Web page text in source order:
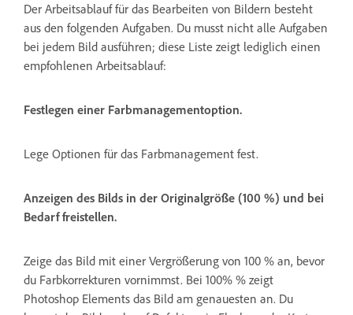
Der Arbeitsablauf für das Bearbeiten von Bildern besteht
aus den folgenden Aufgaben. Du musst nicht alle Aufgaben
bei jedem Bild ausführen; diese Liste zeigt lediglich einen
empfohlenen Arbeitsablauf:
Festlegen einer Farbmanagementoption.
Lege Optionen für das Farbmanagement fest.
Anzeigen des Bilds in der Originalgröße (100 %) und bei
Bedarf freistellen.
Zeige das Bild mit einer Vergrößerung von 100 % an, bevor
du Farbkorrekturen vornimmst. Bei 100% % zeigt
Photoshop Elements das Bild am genauesten an. Du